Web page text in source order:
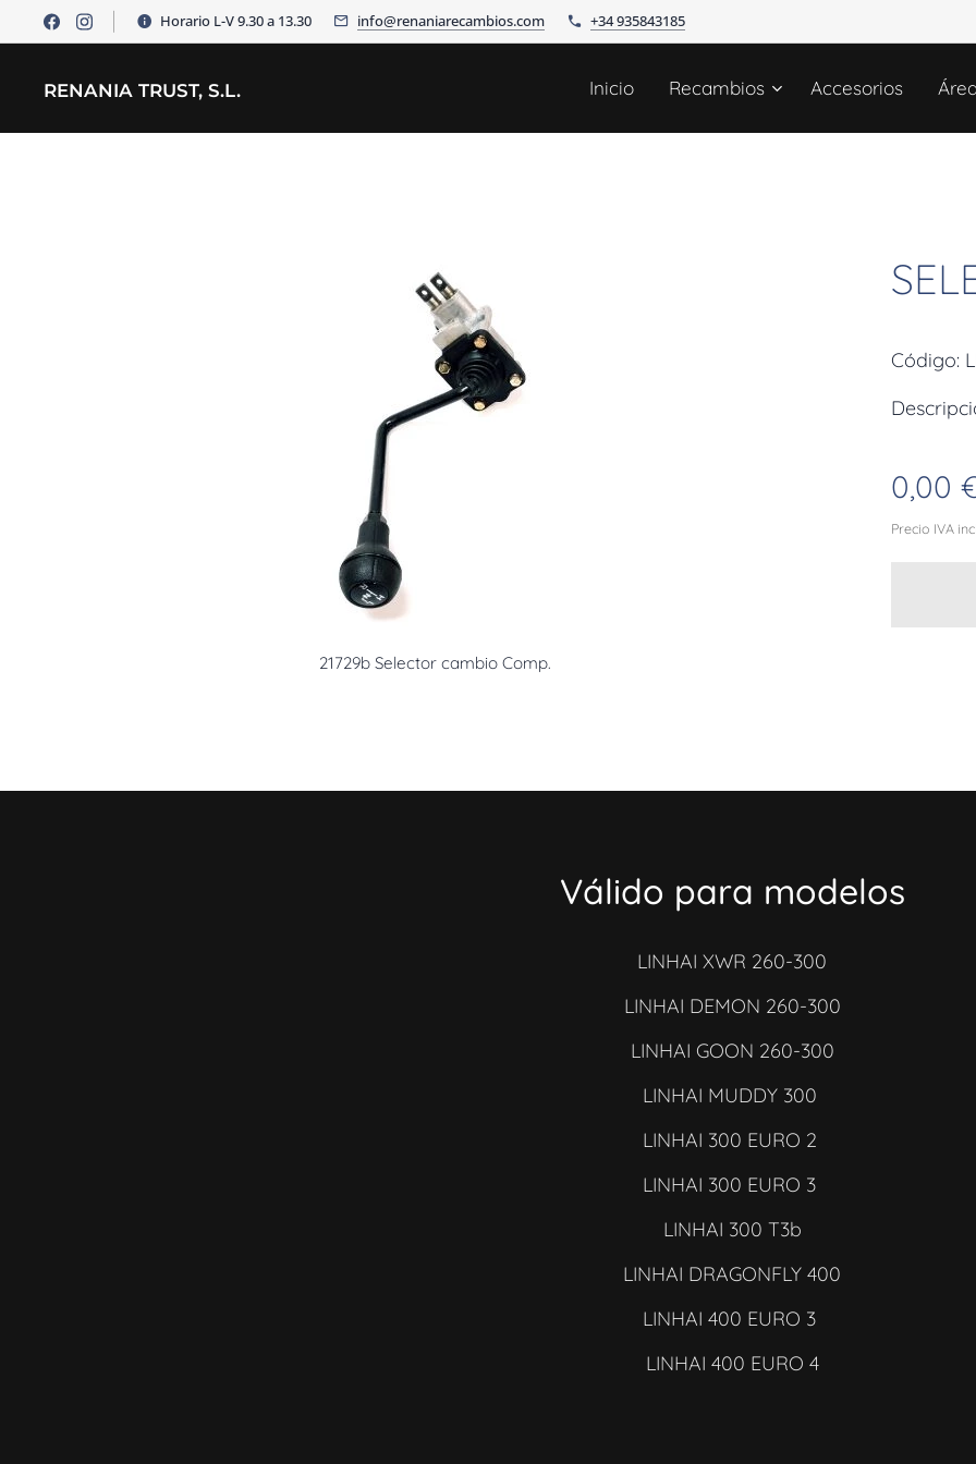
Horario L-V 9.30 a 13.30 info@renaniarecambios.com +34 935843185
RENANIA TRUST, S.L. Inicio Recambios Accesorios
21729b Selector cambio Comp.
Código:
0,00
Precio IVA
Válido para modelos
LINHAI XWR 260-300
LINHAI DEMON 260-300
LINHAI GOON 260-300
LINHAI MUDDY 300
LINHAI 300 EURO 2
LINHAI 300 EURO 3
LINHAI 300 T3b
LINHAI DRAGONFLY 400
LINHAI 400 EURO 3
LINHAI 400 EURO 4